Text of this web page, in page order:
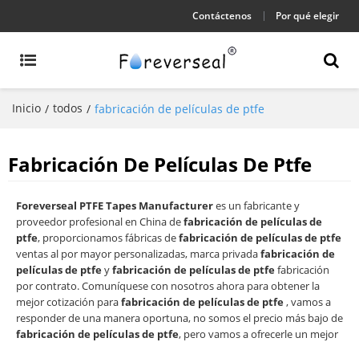
Contáctenos Por qué elegir
Inicio / todos / fabricación de películas de ptfe
Fabricación De Películas De Ptfe
Foreverseal PTFE Tapes Manufactureres un fabricante y
proveedor profesional en China defabricación de películas de
ptfe, proporcionamos fábricas defabricación de películas de ptfe
ventas al por mayor personalizadas, marca privadafabricación de
películas de ptfeyfabricación de películas de ptfefabricación
por contrato. Comuníquese con nosotros ahora para obtener la
mejor cotización parafabricación de películas de ptfe, vamos a
responder de una manera oportuna, no somos el precio más bajo de
fabricación de películas de ptfe, pero vamos a ofrecerle un mejor